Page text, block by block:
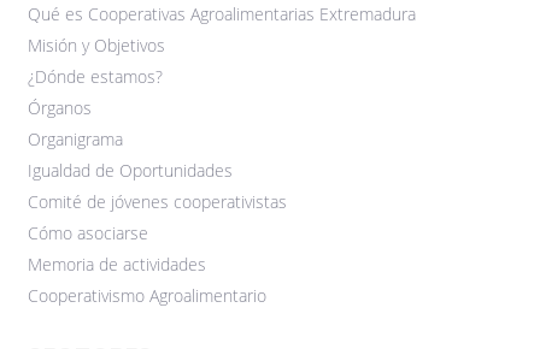
Qué es Cooperativas Agroalimentarias Extremadura
Misión y Objetivos
¿Dónde estamos?
Órganos
Organigrama
Igualdad de Oportunidades
Comité de jóvenes cooperativistas
Cómo asociarse
Memoria de actividades
Cooperativismo Agroalimentario